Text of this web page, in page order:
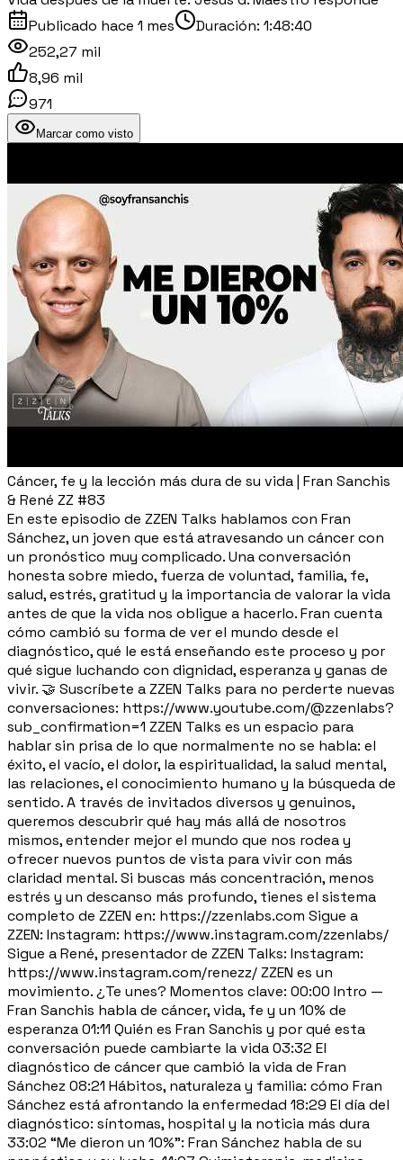
Publicado hace 1 mes Duración: 1:48:40
252,27 mil
8,96 mil
971
Marcar como visto
Cáncer, fe y la lección más dura de su vida | Fran Sanchis
& René ZZ #83
En este episodio de ZZEN Talks hablamos con Fran
Sánchez, un joven que está atravesando un cáncer con
un pronóstico muy complicado. Una conversación
honesta sobre miedo, fuerza de voluntad, familia, fe,
salud, estrés, gratitud y la importancia de valorar la vida
antes de que la vida nos obligue a hacerlo. Fran cuenta
cómo cambió su forma de ver el mundo desde el
diagnóstico, qué le está enseñando este proceso y por
qué sigue luchando con dignidad, esperanza y ganas de
vivir. 🤝 Suscríbete a ZZEN Talks para no perderte nuevas
conversaciones: https://www.youtube.com/@zzenlabs?
sub_confirmation=1 ZZEN Talks es un espacio para
hablar sin prisa de lo que normalmente no se habla: el
éxito, el vacío, el dolor, la espiritualidad, la salud mental,
las relaciones, el conocimiento humano y la búsqueda de
sentido. A través de invitados diversos y genuinos,
queremos descubrir qué hay más allá de nosotros
mismos, entender mejor el mundo que nos rodea y
ofrecer nuevos puntos de vista para vivir con más
claridad mental. Si buscas más concentración, menos
estrés y un descanso más profundo, tienes el sistema
completo de ZZEN en: https://zzenlabs.com Sigue a
ZZEN: Instagram: https://www.instagram.com/zzenlabs/
Sigue a René, presentador de ZZEN Talks: Instagram:
https://www.instagram.com/renezz/ ZZEN es un
movimiento. ¿Te unes? Momentos clave: 00:00 Intro —
Fran Sanchis habla de cáncer, vida, fe y un 10% de
esperanza 01:11 Quién es Fran Sanchis y por qué esta
conversación puede cambiarte la vida 03:32 El
diagnóstico de cáncer que cambió la vida de Fran
Sánchez 08:21 Hábitos, naturaleza y familia: cómo Fran
Sánchez está afrontando la enfermedad 18:29 El día del
diagnóstico: síntomas, hospital y la noticia más dura
33:02 “Me dieron un 10%”: Fran Sánchez habla de su